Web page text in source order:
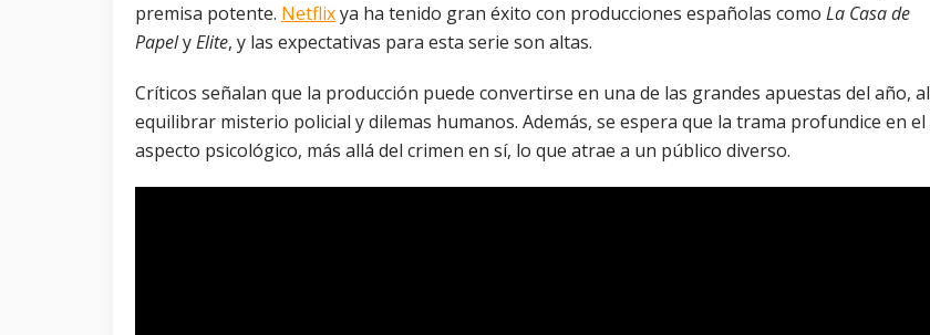
premisa potente. Netflixya ha tenido gran éxito con producciones españolas como La Casa de
PapelyElite, y las expectativas para esta serie son altas.
Críticos señalan que la producción puede convertirse en una de las grandes apuestas del año, al
equilibrar misterio policial y dilemas humanos. Además, se espera que la trama profundice en el
aspecto psicológico, más allá del crimen en sí, lo que atrae a un público diverso.